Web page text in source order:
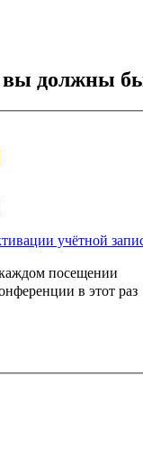
должны
учётной
посещении
в этот раз